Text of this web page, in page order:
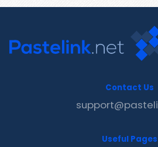
Contact Us
Useful Pages